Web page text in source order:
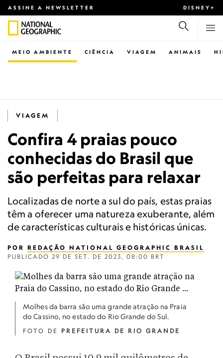
ASSINE A NEWSLETTER DISNEY+
CIÊNCIA VIAGEM ANIMAIS
MEIO AMBIENTE
VIAGEM
Confira 4 praias pouco
conhecidas do Brasil que
são perfeitas para relaxar
Localizadas de norte a sul do país, estas praias
têm a oferecer uma natureza exuberante, além
de características culturais e históricas únicas.
POR REDAÇÃO NATIONAL GEOGRAPHIC BRASIL
PUBLICADO 29 DE SET. DE 2023, 08:00 BRT
Molhes da barra são uma grande atração na Praia
do Cassino, no estado do Rio Grande do Sul.
FOTO DE PREFEITURA DE RIO GRANDE